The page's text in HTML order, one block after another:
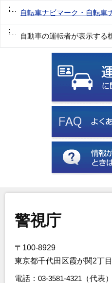
自転車ナビマーク・自転車
自動車の運転者が表示する
警視庁
〒100-8929
東京都千代田区霞が関2丁
電話： 03-3581-4321 （代表）